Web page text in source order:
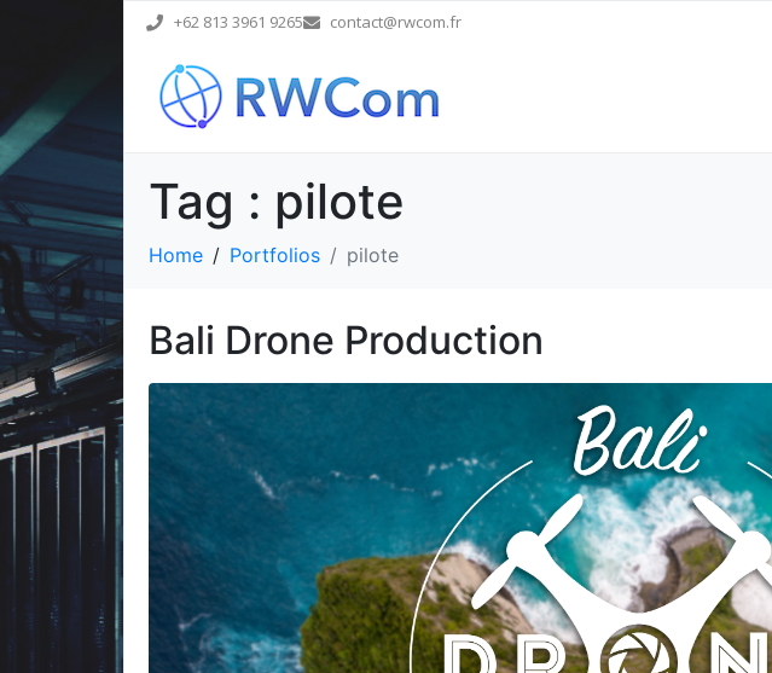
+62 813 3961 9265 contact@rwcom.fr
Tag : pilote
Home Portfolios pilote
Bali Drone Production